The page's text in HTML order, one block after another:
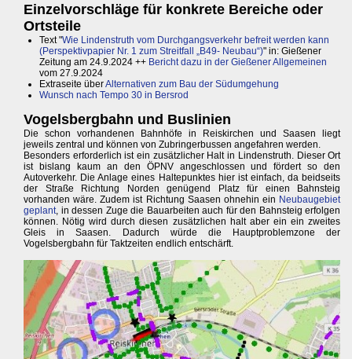
Einzelvorschläge für konkrete Bereiche oder
Ortsteile
Text "Wie Lindenstruth vom Durchgangsverkehr befreit werden kann
(Perspektivpapier Nr. 1 zum Streitfall „B49- Neubau“)" in: Gießener
Zeitung am 24.9.2024 ++ Bericht dazu in der Gießener Allgemeinen
vom 27.9.2024
Extraseite überAlternativen zum Bau der Südumgehung
Wunsch nach Tempo 30 in Bersrod
Vogelsbergbahn und Buslinien
Die schon vorhandenen Bahnhöfe in Reiskirchen und Saasen liegt
jeweils zentral und können von Zubringerbussen angefahren werden.
Besonders erforderlich ist ein zusätzlicher Halt in Lindenstruth. Dieser Ort
ist bislang kaum an den ÖPNV angeschlossen und fördert so den
Autoverkehr. Die Anlage eines Haltepunktes hier ist einfach, da beidseits
der Straße Richtung Norden genügend Platz für einen Bahnsteig
vorhanden wäre. Zudem ist Richtung Saasen ohnehin ein Neubaugebiet
geplant, in dessen Zuge die Bauarbeiten auch für den Bahnsteig erfolgen
können. Nötig wird durch diesen zusätzlichen halt aber ein ein zweites
Gleis in Saasen. Dadurch würde die Hauptproblemzone der
Vogelsbergbahn für Taktzeiten endlich entschärft.